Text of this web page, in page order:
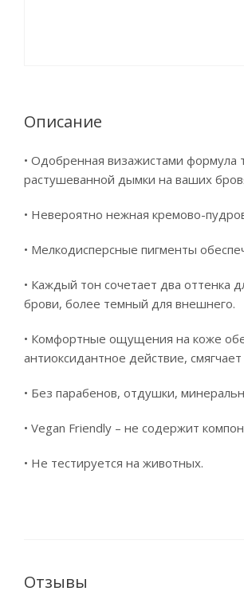
Описание
• Одобренная визажистами формула
растушеванной дымки на ваших
• Невероятно нежная кремово-
• Мелкодисперсные пигменты
• Каждый тон сочетает два оттенка
брови, более темный для внешнего.
• Комфортные ощущения на коже
антиоксидантное действие,
• Без парабенов, отдушки,
• Vegan Friendly – не содержит
• Не тестируется на животных.
Отзывы